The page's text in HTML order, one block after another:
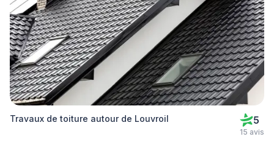
Travaux de toiture autour de Louvroil 5
15 avis